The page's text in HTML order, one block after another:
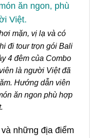
ăn ngon, phù
Việt.
mặn, vị lạ và có
đi tour trọn gói Bali
4 đêm của Combo
là người Việt đã
Hướng dẫn viên
ăn ngon phù hợp
những địa điểm